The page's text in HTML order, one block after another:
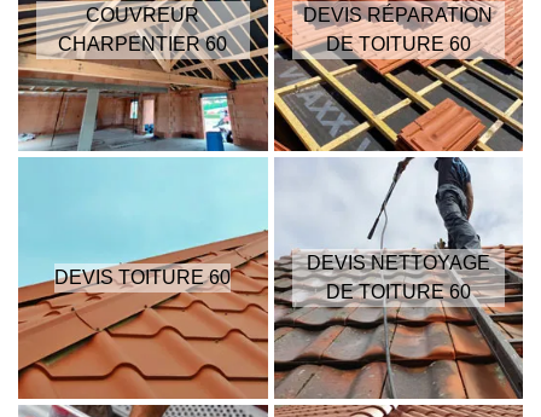
COUVREUR
CHARPENTIER 60
DEVIS RÉPARATION
DE TOITURE 60
DEVIS TOITURE 60
DEVIS NETTOYAGE
DE TOITURE 60